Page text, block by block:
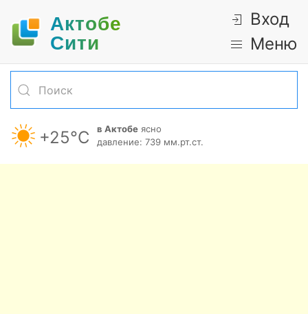
Актобе
Cити
Вход
Меню
+25°С в Актобе ясно
давление: 739 мм.рт.ст.